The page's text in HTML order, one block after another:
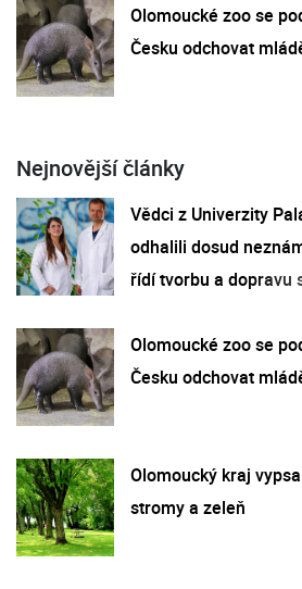
Olomoucké zoo se
Česku odchovat
Nejnovější články
Vědci z Univerzity
odhalili dosud
řídí tvorbu a dopravu
Olomoucké zoo se
Česku odchovat
Olomoucký kraj
stromy a zeleň